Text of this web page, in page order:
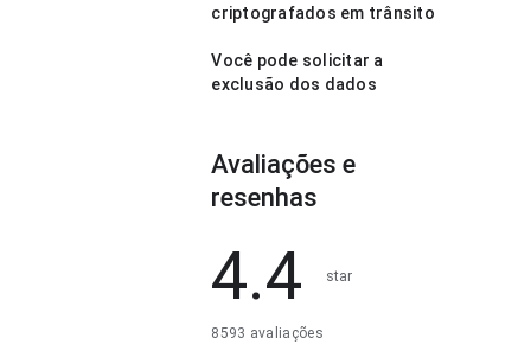
criptografados em trânsito
Você pode solicitar a
exclusão dos dados
Avaliações e
resenhas
4.4 star
8593 avaliações